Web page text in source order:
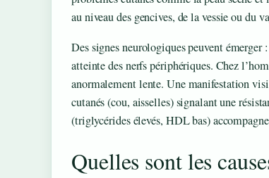
au niveau des gencives, de la vessie ou du
Des signes neurologiques peuvent
atteinte des nerfs périphériques. Chez
anormalement lente. Une manifestation
cutanés (cou, aisselles) signalant une
(triglycérides élevés, HDL bas)
Quelles sont les